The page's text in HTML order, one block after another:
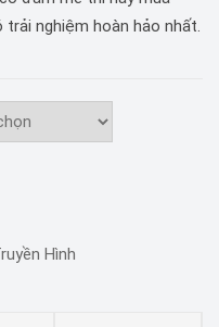
trải nghiệm hoàn hảo nhất.
Hình